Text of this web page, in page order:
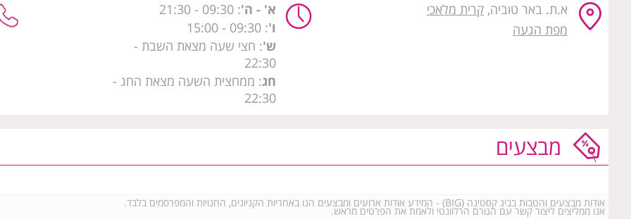
א.ת. באר טוביה, קרית מלאכי
מפת הגעה
א' - ה': 09:30
- 21:30
ו': 09:30 - 15:00
ש': חצי שעה מצאת השבת -
22:30
חג: ממחצית השעה מצאת החג -
22:30
מבצעים
אודות מבצעים והטבות בביג קסטינה (BIG) - המידע אודות ארועים ומבצעים הנו באחריות הקניונים, החנויות והמפרסמים בלבד.
אנו ממליצים ליצור קשר עם הגורם הרלוונטי ולאמת את הפרטים מראש.